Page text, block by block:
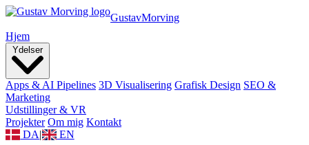
GustavMorving
Hjem
Ydelser
Apps & AI Pipelines 3D Visualisering Grafisk Design SEO &
Marketing
Udstillinger & VR
Projekter Om mig Kontakt
DA| EN